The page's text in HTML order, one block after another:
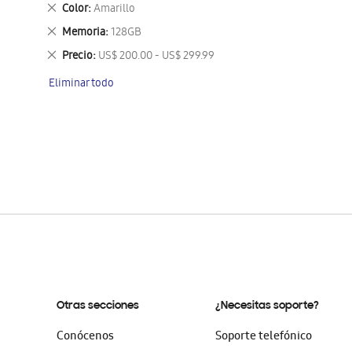
artículo
Color Amarillo
Eliminar
este
artículo
Memoria 128GB
Eliminar
este
artículo
Precio US$ 200.00 - US$ 299.99
Eliminar
artículo
Eliminar todo
Otras secciones
Conócenos
¿Necesitas soporte?
Soporte telefónico